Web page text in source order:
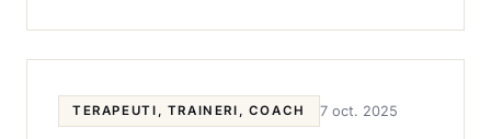
TERAPEUTI, TRAINERI, COACH 7 oct. 2025